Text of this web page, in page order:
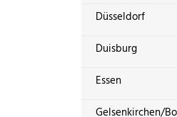
Düsseldorf
Duisburg
Essen
Gelsenkirchen/